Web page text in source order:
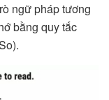
ngữ pháp tương
bằng quy tắc